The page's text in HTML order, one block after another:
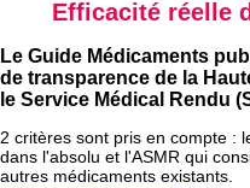
Efficacité réelle
Le Guide Médicaments
de transparence de la
le Service Médical Rendu
2 critères sont pris en compte :
dans l'absolu et l'ASMR qui
autres médicaments existants.